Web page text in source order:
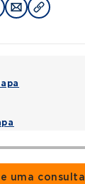
uma consulta